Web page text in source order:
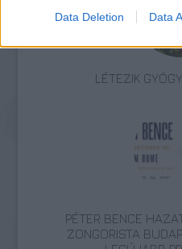
Data Deletion Data
LÉTEZIK
PÉTER BENCE
ZONGORISTA